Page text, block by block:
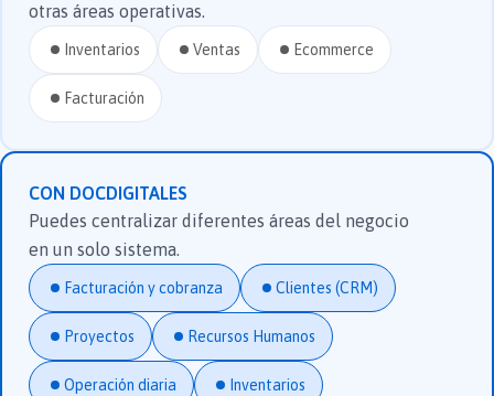
CON DOCDIGITALES
Puedes centralizar diferentes áreas del negocio
en un solo sistema.
Facturación y cobranza Clientes (CRM)
Proyectos Recursos Humanos
Operación diaria Inventarios
otras áreas operativas.
Inventarios Ventas Ecommerce
Facturación